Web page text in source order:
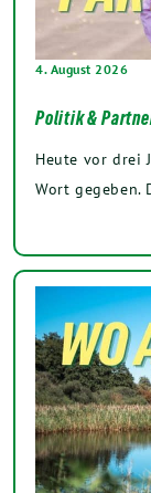
4. August 2026
Politik &
Heute vor drei
Wort gegeben.